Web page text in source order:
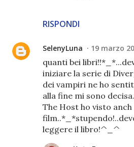
RISPONDI
SelenyLuna 19 marzo
quanti bei
iniziare la serie di
dei vampiri ne ho
alla fine mi sono
The Host ho visto anch
leggere il libro!^_^